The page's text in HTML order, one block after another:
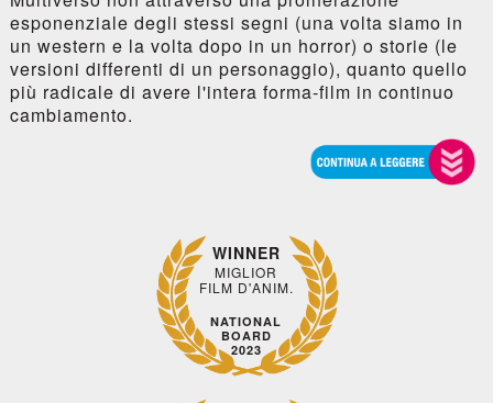
esponenziale degli stessi segni (una volta siamo in
un western e la volta dopo in un horror) o storie (le
versioni differenti di un personaggio), quanto quello
più radicale di avere l'intera forma-film in continuo
cambiamento.
WINNER
MIGLIOR
FILM D'ANIM.
NATIONAL
BOARD
2023